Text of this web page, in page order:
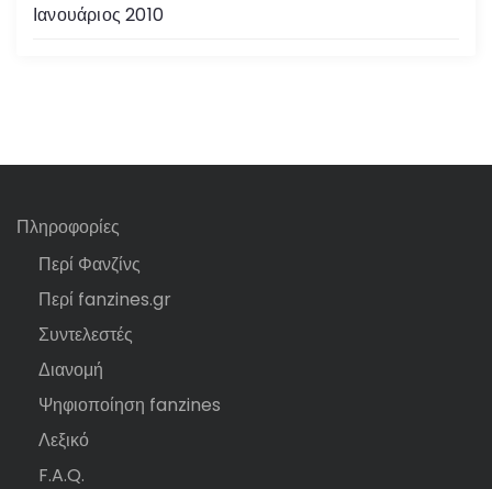
Ιανουάριος 2010
Πληροφορίες
Περί Φανζίνς
Περί fanzines.gr
Συντελεστές
Διανομή
Ψηφιοποίηση fanzines
Λεξικό
F.A.Q.